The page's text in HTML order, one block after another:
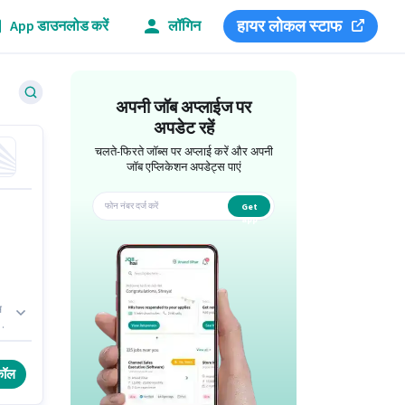
App डाउनलोड करें लॉगिन हायर लोकल स्टाफ
अपनी जॉब अप्लाईज पर
अपडेट रहें
चलते-फिरते जॉब्स पर अप्लाई करें और अपनी
जॉब एप्लिकेशन अपडेट्स पाएं
Get
app